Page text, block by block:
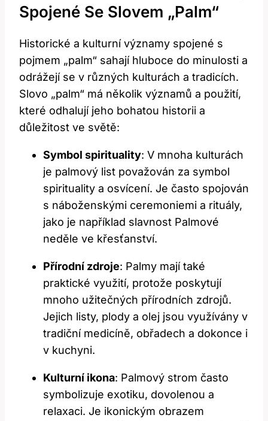
Spojené​ Se Slovem „palm“
Historické a kulturní významy spojené s
pojmem​ „palm“ ​sahají hluboce do minulosti a
odrážejí se v ​různých kulturách ⁤a ‍tradicích.‍
Slovo⁢ „palm“ má⁤ několik významů a použití,
které odhalují⁤ jeho bohatou historii a
⁤důležitost ve světě:
Symbol⁢ spirituality: V ​mnoha kulturách
je palmový list považován⁤ za⁢ symbol
⁣spirituality a osvícení. Je⁣ často ⁣spojován
s náboženskými ceremoniemi a rituály,
jako ​je​ například slavnost ⁢Palmové
⁤neděle⁤ ve křesťanství.
Přírodní zdroje:⁤ Palmy mají‌ také
praktické využití, protože poskytují
mnoho užitečných‍ přírodních⁣ zdrojů.⁤
Jejich listy, ⁣plody ⁣a olej jsou využívány v⁣
tradiční medicíně, obřadech a​ dokonce i
v‍ kuchyni.
Kulturní ⁤ikona: Palmový ⁤strom často⁤
symbolizuje exotiku, dovolenou a​
relaxaci.⁤ Je ikonickým obrazem